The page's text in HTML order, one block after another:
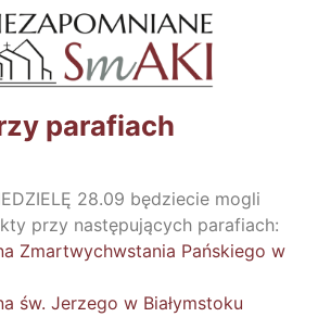
parafiach
28.09 będziecie mogli
przy następujących parafiach:
Zmartwychwstania Pańskiego w
św. Jerzego w Białymstoku